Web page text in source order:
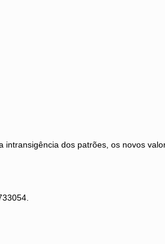
dos patrões, os novos